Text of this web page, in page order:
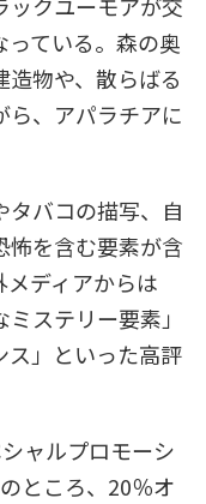
っている。森の奥
物や、散らばる
ら、アパラチアに
タバコの描写、自
怖を含む要素が含
ディアからは
ステリー要素」
ス」といった高評
ャルプロモーシ
ところ、20％オ